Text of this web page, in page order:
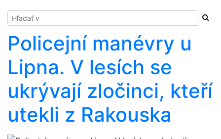
Hladať
Policejní manévry u
Lipna. V lesích se
ukrývají zločinci, kteří
utekli z Rakouska